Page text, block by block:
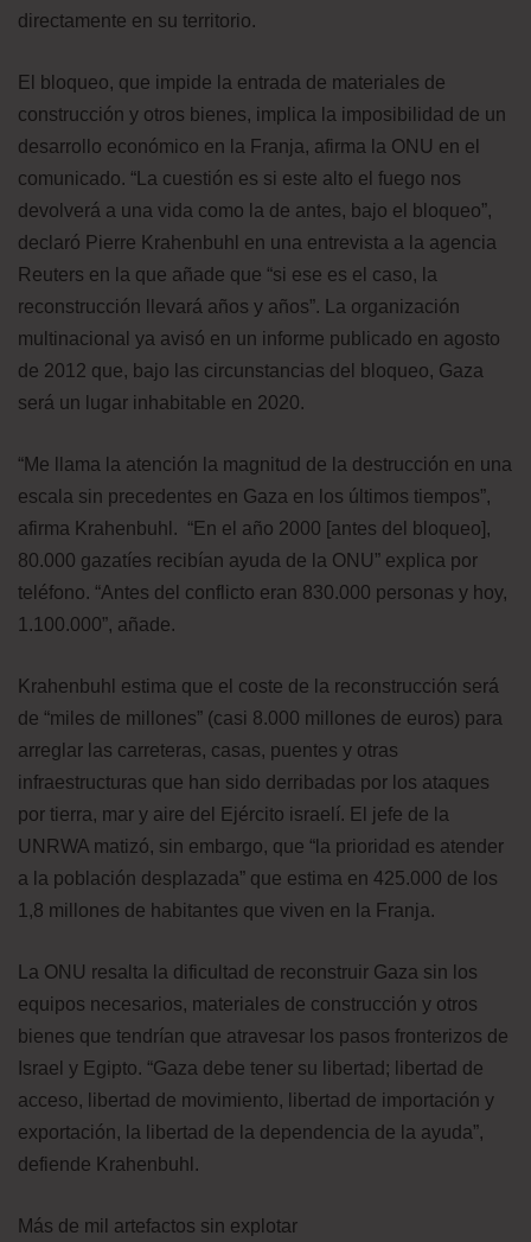
directamente en su territorio.
El bloqueo, que impide la entrada de materiales de
construcción y otros bienes, implica la imposibilidad de un
desarrollo económico en la Franja, afirma la ONU en el
comunicado. “La cuestión es si este alto el fuego nos
devolverá a una vida como la de antes, bajo el bloqueo”,
declaró Pierre Krahenbuhl en una entrevista a la agencia
Reuters en la que añade que “si ese es el caso, la
reconstrucción llevará años y años”. La organización
multinacional ya avisó en un informe publicado en agosto
de 2012 que, bajo las circunstancias del bloqueo, Gaza
será un lugar inhabitable en 2020.
“Me llama la atención la magnitud de la destrucción en una
escala sin precedentes en Gaza en los últimos tiempos”,
afirma Krahenbuhl. “En el año 2000 [antes del bloqueo],
80.000 gazatíes recibían ayuda de la ONU” explica por
teléfono. “Antes del conflicto eran 830.000 personas y hoy,
1.100.000”, añade.
Krahenbuhl estima que el coste de la reconstrucción será
de “miles de millones” (casi 8.000 millones de euros) para
arreglar las carreteras, casas, puentes y otras
infraestructuras que han sido derribadas por los ataques
por tierra, mar y aire del Ejército israelí. El jefe de la
UNRWA matizó, sin embargo, que “la prioridad es atender
a la población desplazada” que estima en 425.000 de los
1,8 millones de habitantes que viven en la Franja.
La ONU resalta la dificultad de reconstruir Gaza sin los
equipos necesarios, materiales de construcción y otros
bienes que tendrían que atravesar los pasos fronterizos de
Israel y Egipto. “Gaza debe tener su libertad; libertad de
acceso, libertad de movimiento, libertad de importación y
exportación, la libertad de la dependencia de la ayuda”,
defiende Krahenbuhl.
Más de mil artefactos sin explotar